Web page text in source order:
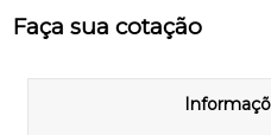
Faça sua cotação